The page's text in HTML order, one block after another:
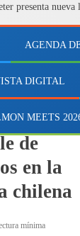
presenta
AGENDA
DIGITAL
MEETS
de
en la
chilena
mínima